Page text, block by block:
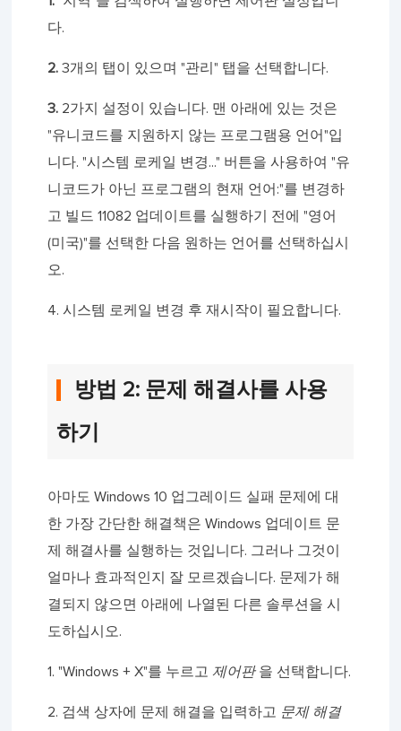
다.
2. 3개의 탭이 있으며 "관리" 탭을 선택합니다.
3. 2가지 설정이 있습니다. 맨 아래에 있는 것은
"유니코드를 지원하지 않는 프로그램용 언어"입
니다. "시스템 로케일 변경..." 버튼을 사용하여 "유
니코드가 아닌 프로그램의 현재 언어:"를 변경하
고 빌드 11082 업데이트를 실행하기 전에 "영어
(미국)"를 선택한 다음 원하는 언어를 선택하십시
오.
4. 시스템 로케일 변경 후 재시작이 필요합니다.
방법 2: 문제 해결사를 사용
하기
아마도 Windows 10 업그레이드 실패 문제에 대
한 가장 간단한 해결책은 Windows 업데이트 문
제 해결사를 실행하는 것입니다. 그러나 그것이
얼마나 효과적인지 잘 모르겠습니다. 문제가 해
결되지 않으면 아래에 나열된 다른 솔루션을 시
도하십시오.
1. "Windows + X"를 누르고제어판을 선택합니다.
2. 검색 상자에 문제 해결을 입력하고 문제 해결